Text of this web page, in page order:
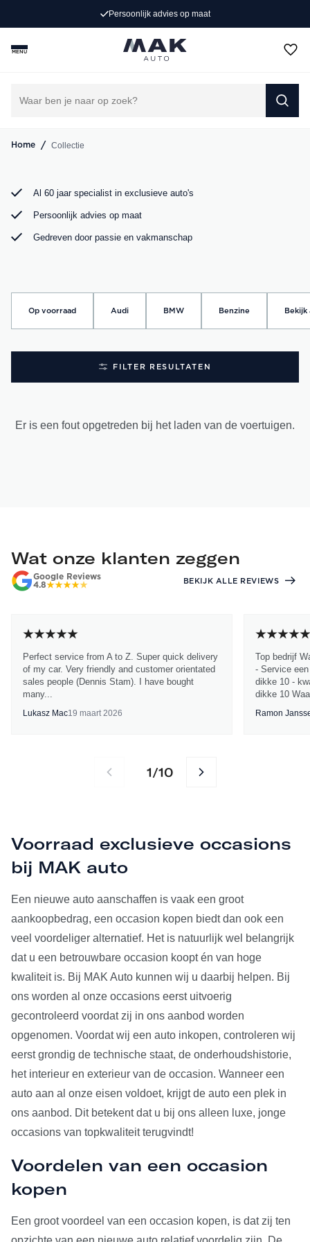
Persoonlijk advies op maat
MENU
Home / Collectie
Exclusieve occasions
Jong gebruikt, grondig gecontroleerd en klaar voor een
nieuw avontuur. Ontdek onze collectie Porsche, Audi,
Al 60 jaar specialist in exclusieve auto's
Persoonlijk advies op maat
Gedreven door passie en vakmanschap
Op voorraad Audi BMW Benzine Bekijk
FILTER RESULTATEN
Er is een fout opgetreden bij het laden van de voertuigen.
Wat onze klanten zeggen
Google Reviews
4.8
BEKIJK ALLE REVIEWS
Perfect service from A to Z. Super quick delivery
of my car. Very friendly and customer orientated
sales people (Dennis Stam). I have bought
many...
Lukasz Mac19 maart 2026
Top bedrijf
- Service
dikke 10 -
dikke 10
Ramon
1/10
Voorraad exclusieve occasions
bij MAK auto
Een nieuwe auto aanschaffen is vaak een groot
aankoopbedrag, een occasion kopen biedt dan ook een
veel voordeliger alternatief. Het is natuurlijk wel belangrijk
dat u een betrouwbare occasion koopt én van hoge
kwaliteit is. Bij MAK Auto kunnen wij u daarbij helpen. Bij
ons worden al onze occasions eerst uitvoerig
gecontroleerd voordat zij in ons aanbod worden
opgenomen. Voordat wij een auto inkopen, controleren wij
eerst grondig de technische staat, de onderhoudshistorie,
het interieur en exterieur van de occasion. Wanneer een
auto aan al onze eisen voldoet, krijgt de auto een plek in
ons aanbod. Dit betekent dat u bij ons alleen luxe, jonge
occasions van topkwaliteit terugvindt!
Voordelen van een occasion
kopen
Een groot voordeel van een occasion kopen, is dat zij ten